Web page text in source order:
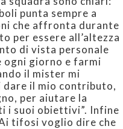
punta sempre a
che affronta durante
per essere all’altezza
di vista personale
giorno e farmi
il mister mi
dare il mio contributo,
per aiutare la
i suoi obiettivi”. Infine
tifosi voglio dire che